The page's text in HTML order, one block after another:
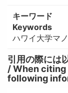
キーワード
Keywords
ハワイ大学マ
引用の際には
/ When citing
following